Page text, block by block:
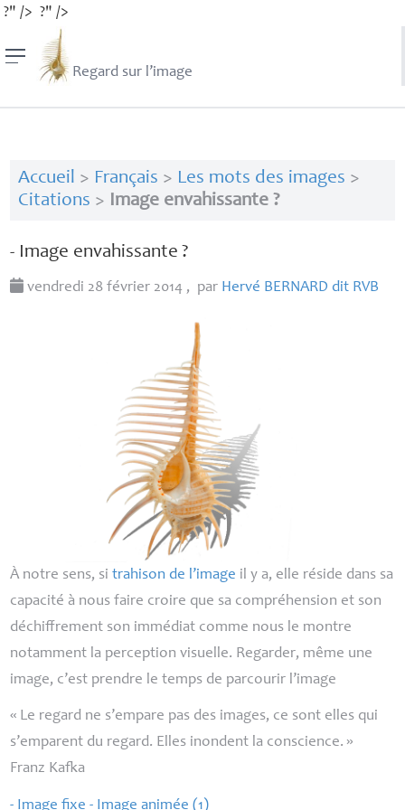
?" /> ?" />
Regard sur l’image
Accueil > Français > Les mots des images >
Citations > Image envahissante ?
- Image envahissante ?
vendredi 28 février 2014 , par Hervé BERNARD dit RVB
À notre sens, sitrahison de l’image il y a, elle réside dans sa
capacité à nous faire croire que sa compréhension et son
déchiffrement son immédiat comme nous le montre
notamment la perception visuelle. Regarder, même une
image, c’est prendre le temps de parcourir l’image
« Le regard ne s’empare pas des images, ce sont elles qui
s’emparent du regard. Elles inondent la conscience. »
Franz Kafka
- Image fixe - Image animée (1)